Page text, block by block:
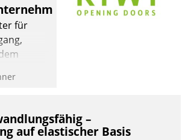
für
–
auf elastischer Basis